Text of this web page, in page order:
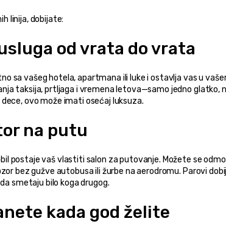
linija, dobijate:
od vrata do vrata
sa vašeg hotela, apartmana ili luke i ostavlja vas u
taksija, prtljaga i vremena letova—samo jedno glatko,
ovo može imati osećaj luksuza.
na putu
postaje vaš vlastiti salon za putovanje. Možete se
bez gužve autobusa ili žurbe na aerodromu. Parovi
smetaju bilo koga drugog.
kada god želite